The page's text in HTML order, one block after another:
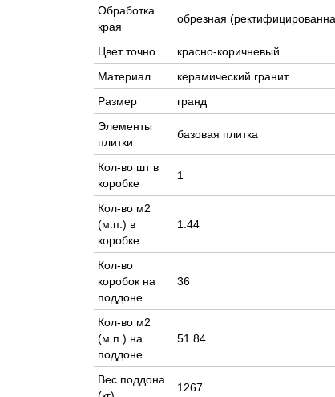
Обработка
края
обрезная
Цвет точно
красно-коричневый
Материал
керамический гранит
Размер
гранд
Элементы
плитки
базовая плитка
Кол-во шт в
коробке
1
Кол-во м2
(м.п.) в
коробке
1.44
Кол-во
коробок на
поддоне
36
Кол-во м2
(м.п.) на
поддоне
51.84
Вес поддона
1267